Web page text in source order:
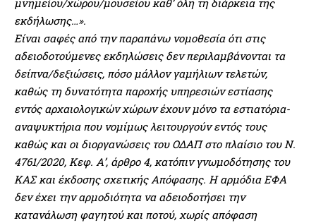
εκδήλωσης…».
Είναι σαφές από την παραπάνω νομοθεσία ότι στις
αδειοδοτούμενες εκδηλώσεις δεν περιλαμβάνονται τα
δείπνα/δεξιώσεις, πόσο μάλλον γαμήλιων τελετών,
καθώς τη δυνατότητα παροχής υπηρεσιών εστίασης
εντός αρχαιολογικών χώρων έχουν μόνο τα εστιατόρια-
αναψυκτήρια που νομίμως λειτουργούν εντός τους
καθώς και οι διοργανώσεις του ΟΔΑΠ στο πλαίσιο του Ν.
4761/2020, Κεφ. Α’, άρθρο 4, κατόπιν γνωμοδότησης του
ΚΑΣ και έκδοσης σχετικής Απόφασης. Η αρμόδια ΕΦΑ
δεν έχει την αρμοδιότητα να αδειοδοτήσει την
κατανάλωση φαγητού και ποτού, χωρίς απόφαση